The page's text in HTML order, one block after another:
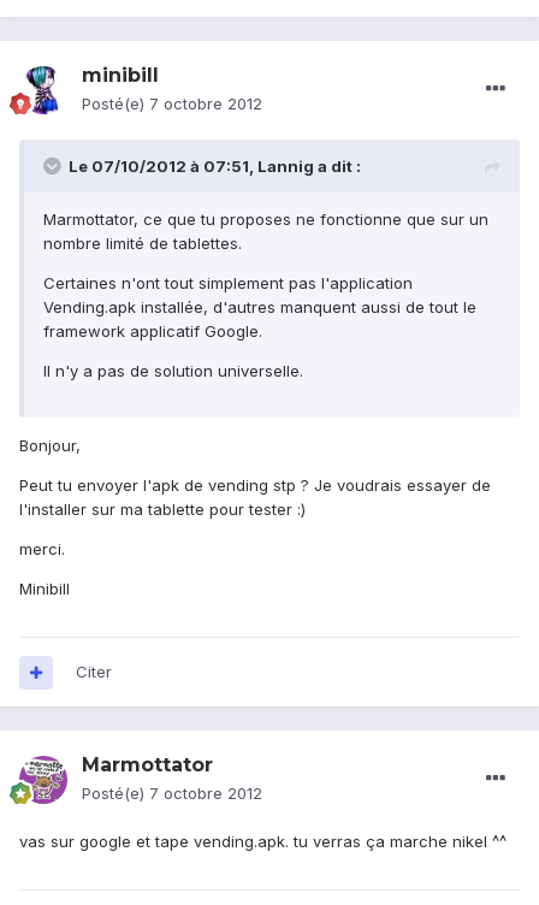
minibill
Posté(e) 7 octobre 2012
Le 07/10/2012 à 07:51, Lannig a dit :
Marmottator, ce que tu proposes ne fonctionne que sur un
nombre limité de tablettes.
Certaines n'ont tout simplement pas l'application
Vending.apk installée, d'autres manquent aussi de tout le
framework applicatif Google.
Il n'y a pas de solution universelle.
Bonjour,
Peut tu envoyer l'apk de vending stp ? Je voudrais essayer de
l'installer sur ma tablette pour tester :)
merci.
Minibill
Citer
Marmottator
Posté(e) 7 octobre 2012
vas sur google et tape vending.apk. tu verras ça marche nikel ^^